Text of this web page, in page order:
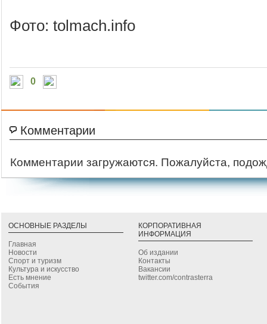
Фото: tolmach.info
0
Комментарии
Комментарии загружаются. Пожалуйста,
ОСНОВНЫЕ РАЗДЕЛЫ
Главная
Новости
Спорт и туризм
Культура и искусство
Есть мнение
События
КОРПОРАТИВНАЯ
ИНФОРМАЦИЯ
Об издании
Контакты
Вакансии
twitter.com/contrasterra